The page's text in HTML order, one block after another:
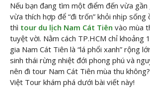
Nếu bạn đang tìm một điểm đến vừa gần
vừa thích hợp để “đi trốn” khỏi nhịp sống
thì tour du lịch Nam Cát Tiên vào mùa
tuyệt vời. Nằm cách TP.HCM chỉ khoảng
gia Nam Cát Tiên là “lá phổi xanh” rộng
sinh thái rừng nhiệt đới phong phú và
nên đi tour Nam Cát Tiên mùa thu
Việt Tour khám phá dưới bài viết này!